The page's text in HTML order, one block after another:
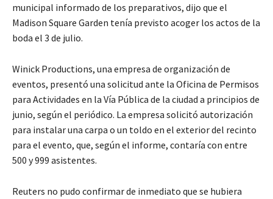
‌municipal informado de los preparativos, dijo que el
Madison Square Garden tenía previsto acoger los actos de la
boda el 3 de julio.
Winick Productions, una empresa de organización de
eventos, presentó una solicitud ante la Oficina de Permisos
para Actividades en la Vía Pública de la ciudad a principios de
junio, según el periódico. La empresa solicitó autorización
‌para instalar una carpa o un toldo en el ​exterior del recinto
para el evento, que, según ​el informe, contaría con entre
500 ​y 999 asistentes.
Reuters no pudo confirmar de inmediato que se hubiera